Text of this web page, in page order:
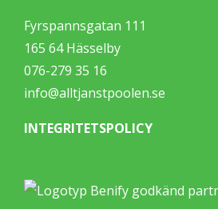
Fyrspannsgatan 111
165 64 Hässelby
076-279 35 16
info@alltjanstpoolen.se
INTEGRITETSPOLICY